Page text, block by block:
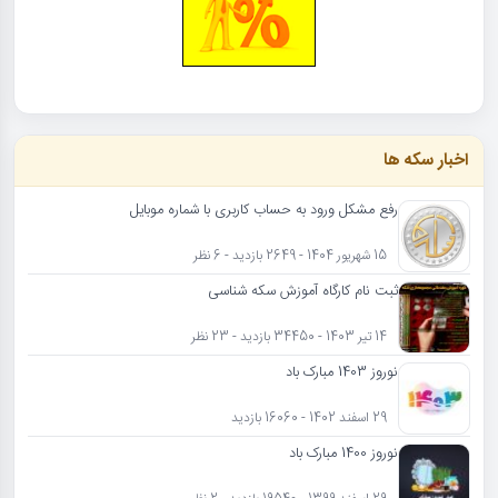
اخبار سکه ها
رفع مشکل ورود به حساب کاربری با شماره موبایل
15 شهریور 1404 - 2649 بازدید - 6 نظر
ثبت نام کارگاه آموزش سکه شناسی
14 تیر 1403 - 34450 بازدید - 23 نظر
نوروز 1403 مبارک باد
29 اسفند 1402 - 16060 بازدید
نوروز 1400 مبارک باد